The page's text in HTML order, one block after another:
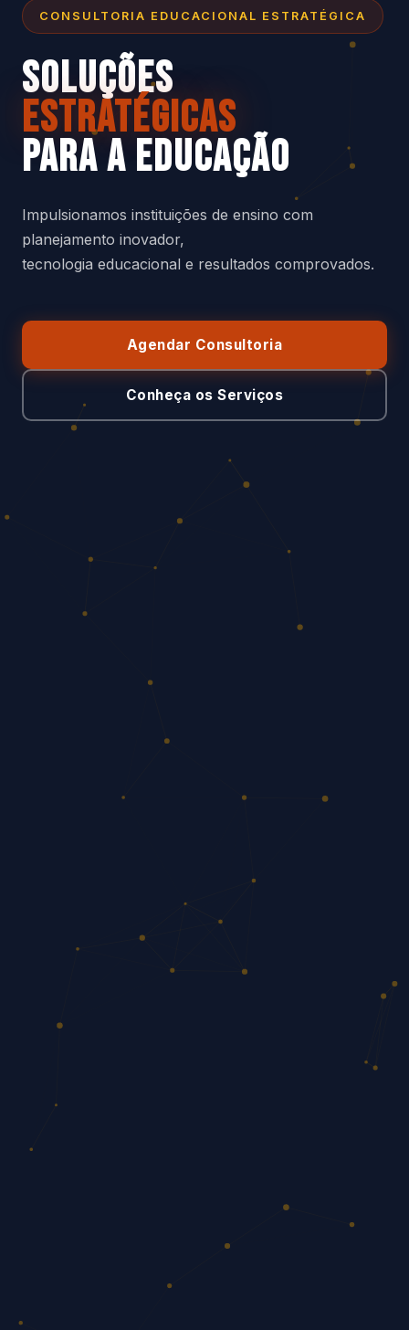
CONSULTORIA EDUCACIONAL ESTRATÉGICA
SOLUÇÕES
ESTRATÉGICAS
PARA A EDUCAÇÃO
Impulsionamos instituições de ensino com
planejamento inovador,
tecnologia educacional e resultados comprovados.
Agendar Consultoria
Conheça os Serviços